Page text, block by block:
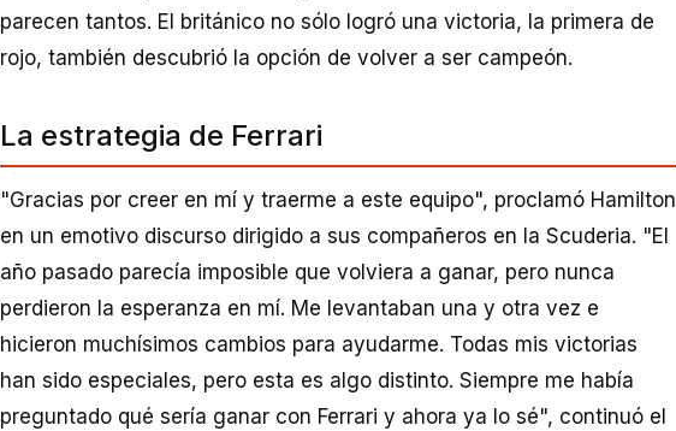
parecen tantos. El británico no sólo logró una victoria, la primera de
rojo, también descubrió la opción de volver a ser campeón.
La estrategia de Ferrari
"Gracias por creer en mí y traerme a este equipo", proclamó Hamilton
en un emotivo discurso dirigido a sus compañeros en la Scuderia. "El
año pasado parecía imposible que volviera a ganar, pero nunca
perdieron la esperanza en mí. Me levantaban una y otra vez e
hicieron muchísimos cambios para ayudarme. Todas mis victorias
han sido especiales, pero esta es algo distinto. Siempre me había
preguntado qué sería ganar con Ferrari y ahora ya lo sé", continuó el